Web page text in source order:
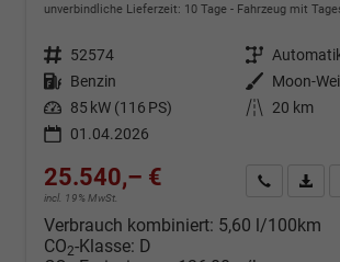
unverbindliche Lieferzeit: 10 Tage Fahrzeug mit
Fahrzeugnr. 52574 Getriebe
Kraftstoff Benzin Außenfarbe
Moon-
Leistung 85 kW (116 PS) Kilometerstand
20 km
01.04.2026
25.540,– €
incl. 19% MwSt.
Kontakt &
Verbrauch kombiniert: 5,60 l/100km
CO2-Klasse: D